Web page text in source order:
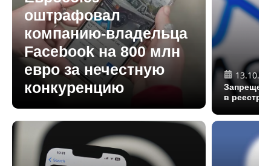
оштрафовал
компанию-владельца
Facebook на 800 млн
евро за нечестную
конкуренцию
в реестр